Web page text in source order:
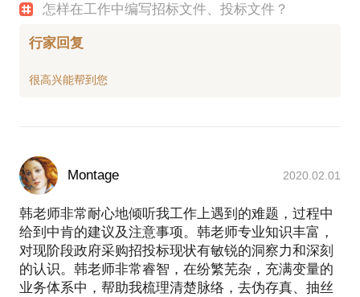
怎样在工作中编写招标文件、投标文件？
行家回复
Montage 2020.02.01
韩老师非常耐心地倾听我工作上遇到的难题，过程中
给到中肯的建议及注意事项。韩老师专业知识丰富，
对现阶段政府采购招投标现状有敏锐的洞察力和深刻
的认识。韩老师非常睿智，在纷繁芜杂，充满变量的
业务体系中，帮助我梳理清楚脉络，去伪存真、抽丝